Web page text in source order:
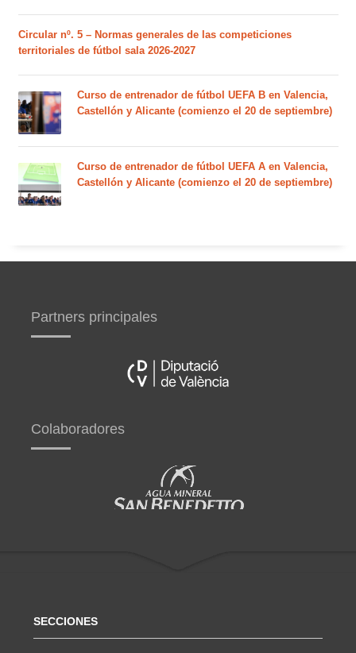
Circular nº. 5 – Normas generales de las competiciones
territoriales de fútbol sala 2026-2027
Curso de entrenador de fútbol UEFA B en Valencia,
Castellón y Alicante (comienzo el 20 de septiembre)
Curso de entrenador de fútbol UEFA A en Valencia,
Castellón y Alicante (comienzo el 20 de septiembre)
Partners principales
Colaboradores
SECCIONES